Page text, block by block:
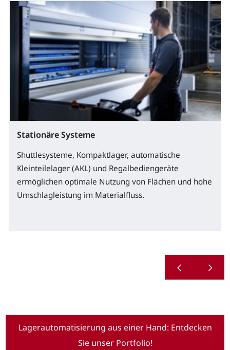
Stationäre Systeme
Shuttlesysteme, Kompaktlager, automatische
Kleinteilelager (AKL) und Regalbediengeräte
ermöglichen optimale Nutzung von Flächen und hohe
Umschlagleistung im Materialfluss.
Lagerautomatisierung aus einer Hand: Entdecken
Sie unser Portfolio!